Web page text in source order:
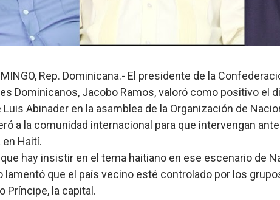
JCE flexibiliza renovación de cédula: adiós al orden por
Restaurante Amigos es reconocido por sus cuatro
Banco Popular escala 17 posiciones en los mil mejores
SNS y el SRSO actualizan Manual de Comunicación
Osiris de León responde a Roberto Tineo y a Yeisy por sus
DGPCF: 55 años sembrando desarrollo y fortaleciendo la
Operativo interagencial frena delitos ambientales y
Rep. Dominicana.- El presidente de la
Dominicanos, Jacobo Ramos, valoró como positivo el
Abinader en la asamblea de la Organización de
a la comunidad internacional para que intervengan
Haití.
hay insistir en el tema haitiano en ese escenario de
lamentó que el país vecino esté controlado por los
Príncipe, la capital.